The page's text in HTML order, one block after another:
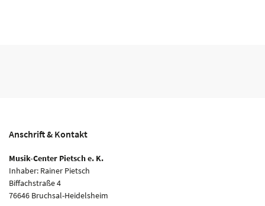
Anschrift & Kontakt
Musik-Center Pietsch e. K.
Inhaber: Rainer Pietsch
Biffachstraße 4
76646 Bruchsal-Heidelsheim